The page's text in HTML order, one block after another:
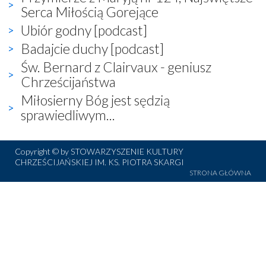
Serca Miłością Gorejące
Ubiór godny [podcast]
Badajcie duchy [podcast]
Św. Bernard z Clairvaux - geniusz
Chrześcijaństwa
Miłosierny Bóg jest sędzią
sprawiedliwym...
Copyright © by STOWARZYSZENIE KULTURY
CHRZEŚCIJAŃSKIEJ IM. KS. PIOTRA SKARGI
STRONA GŁÓWNA